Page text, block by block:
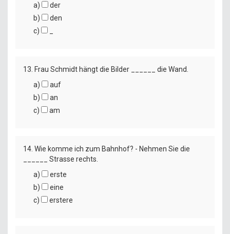
a)
der
b)
den
c)
13. Frau Schmidt hängt die Bilder ______ die Wand.
a)
auf
b)
an
c)
am
14. Wie komme ich zum Bahnhof? - Nehmen Sie die
______ Strasse rechts.
a)
erste
b)
eine
c)
erstere